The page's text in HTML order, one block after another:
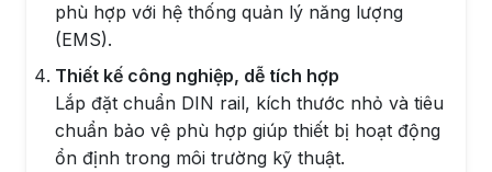
phù hợp với hệ thống quản lý năng lượng
(EMS).
Thiết kế công nghiệp, dễ tích hợp
Lắp đặt chuẩn DIN rail, kích thước nhỏ và tiêu
chuẩn bảo vệ phù hợp giúp thiết bị hoạt động
ổn định trong môi trường kỹ thuật.